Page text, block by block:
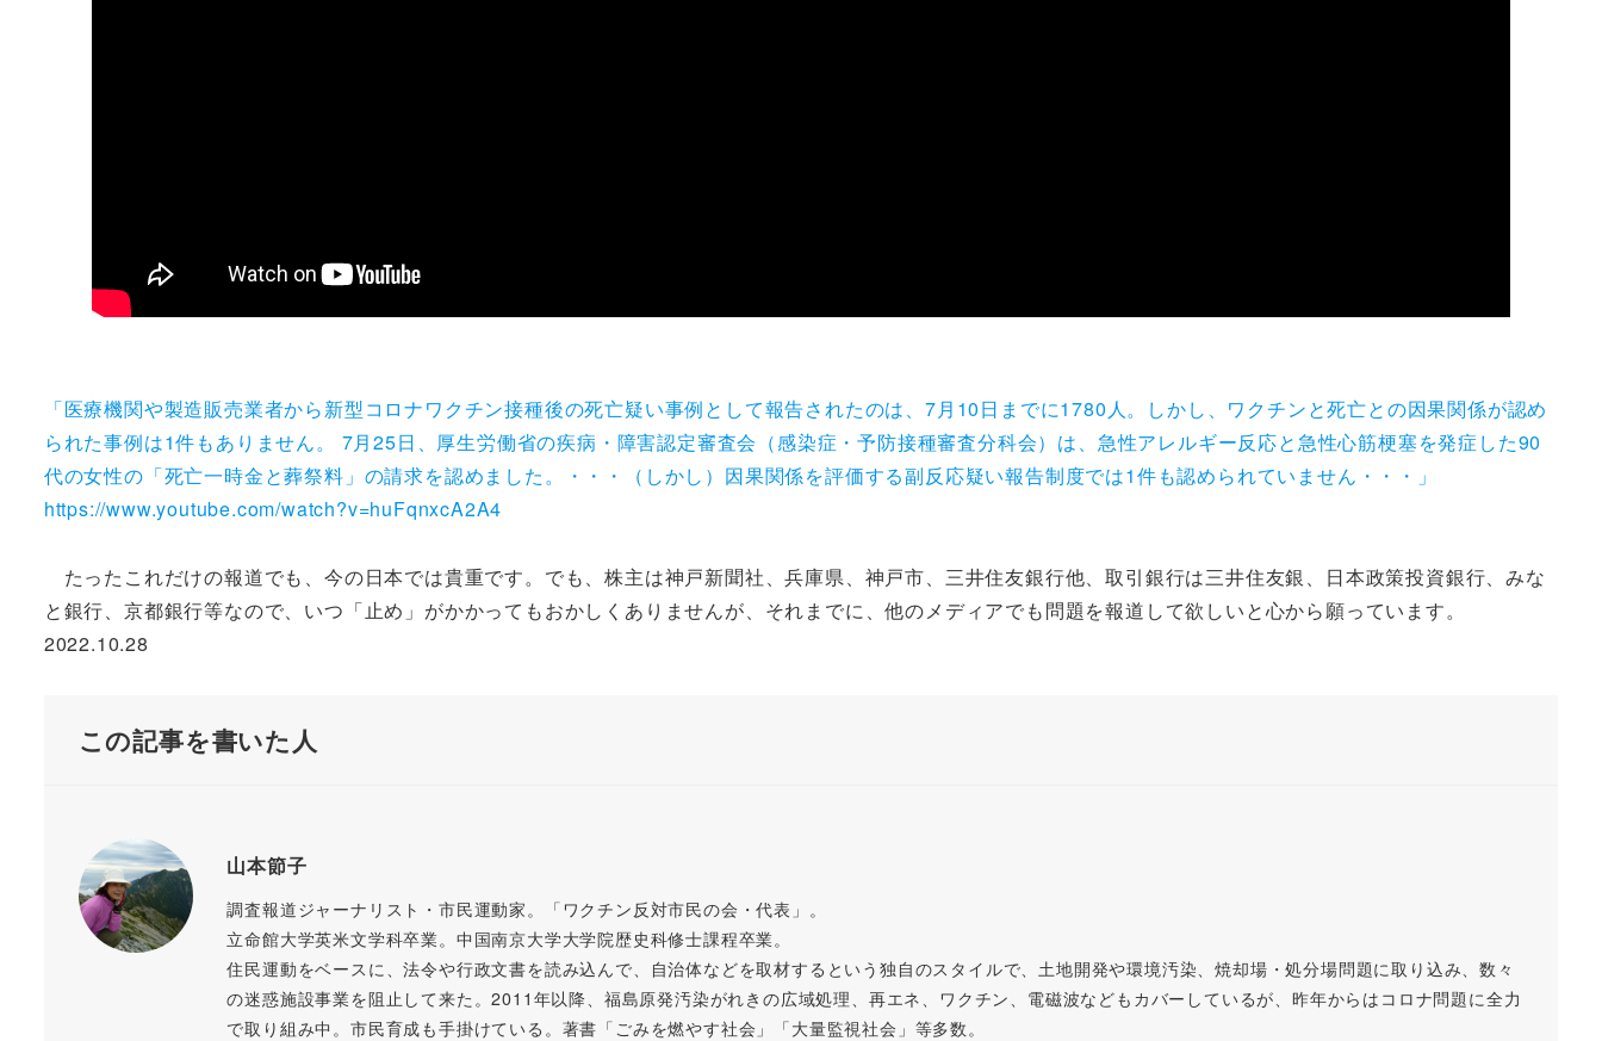
「医療機関や製造販売業者から新型コロナワクチン接種後の死亡疑い事例として報告されたのは、7月10日までに1780人。しかし、ワクチンと死亡との因果関係が認め
られた事例は1件もありません。 7月25日、厚生労働省の疾病・障害認定審査会（感染症・予防接種審査分科会）は、急性アレルギー反応と急性心筋梗塞を発症した90
代の女性の「死亡一時金と葬祭料」の請求を認めました。・・・（しかし）因果関係を評価する副反応疑い報告制度では1件も認められていません・・・」
https://www.youtube.com/watch?v=huFqnxcA2A4
たったこれだけの報道でも、今の日本では貴重です。でも、株主は神戸新聞社、兵庫県、神戸市、三井住友銀行他、取引銀行は三井住友銀、日本政策投資銀行、みな
と銀行、京都銀行等なので、いつ「止め」がかかってもおかしくありませんが、それまでに、他のメディアでも問題を報道して欲しいと心から願っています。
2022.10.28
この記事を書いた人
山本節子
調査報道ジャーナリスト・市民運動家。「ワクチン反対市民の会・代表」。
立命館大学英米文学科卒業。中国南京大学大学院歴史科修士課程卒業。
住民運動をベースに、法令や行政文書を読み込んで、自治体などを取材するという独自のスタイルで、土地開発や環境汚染、焼却場・処分場問題に取り込み、数々
の迷惑施設事業を阻止して来た。2011年以降、福島原発汚染がれきの広域処理、再エネ、ワクチン、電磁波などもカバーしているが、昨年からはコロナ問題に全力
で取り組み中。市民育成も手掛けている。著書「ごみを燃やす社会」「大量監視社会」等多数。